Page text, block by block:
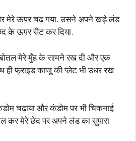
मेरे ऊपर चढ़ गया. उसने अपने खड़े लंड
के ऊपर सैट कर दिया.
मेरे मुँह के सामने रख दी और एक
ही फ्राइड काजू की प्लेट भी उधर रख
चढ़ाया और कंडोम पर भी चिकनाई
कर मेरे छेद पर अपने लंड का सुपारा